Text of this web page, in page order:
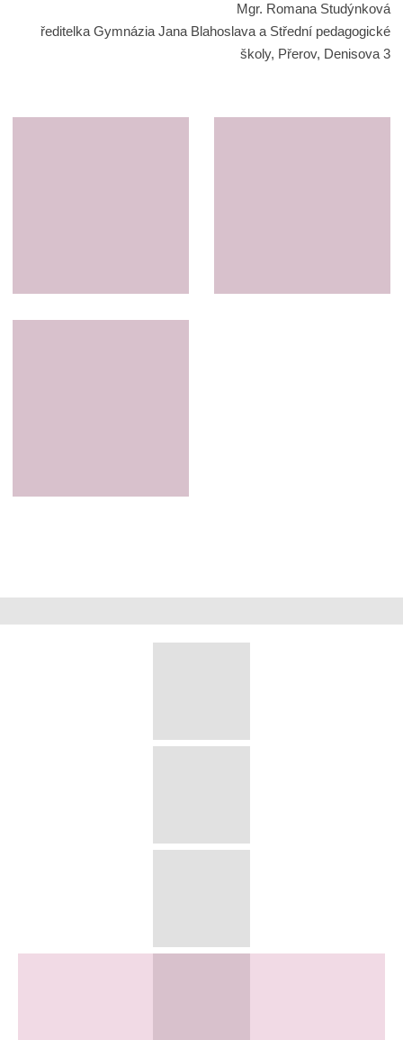
Mgr. Romana Studýnková
ředitelka Gymnázia Jana Blahoslava a Střední pedagogické
školy, Přerov, Denisova 3